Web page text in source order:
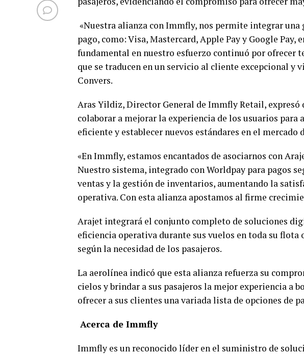
«Nuestra alianza con Immfly, nos permite integrar una
pago, como: Visa, Mastercard, Apple Pay y Google Pay,
fundamental en nuestro esfuerzo continuó por ofrecer
que se traducen en un servicio al cliente excepcional y
Convers.
Aras Yildiz, Director General de Immfly Retail, expresó
colaborar a mejorar la experiencia de los usuarios para
eficiente y establecer nuevos estándares en el mercado
«En Immfly, estamos encantados de asociarnos con
Nuestro sistema, integrado con Worldpay para pagos
ventas y la gestión de inventarios, aumentando la
operativa. Con esta alianza apostamos al firme
Arajet integrará el conjunto completo de soluciones
eficiencia operativa durante sus vuelos en toda su flota
según la necesidad de los pasajeros.
La aerolínea indicó que esta alianza refuerza su
cielos y brindar a sus pasajeros la mejor experiencia a
ofrecer a sus clientes una variada lista de opciones de
Acerca de Immfly
Immfly es un reconocido líder en el suministro de